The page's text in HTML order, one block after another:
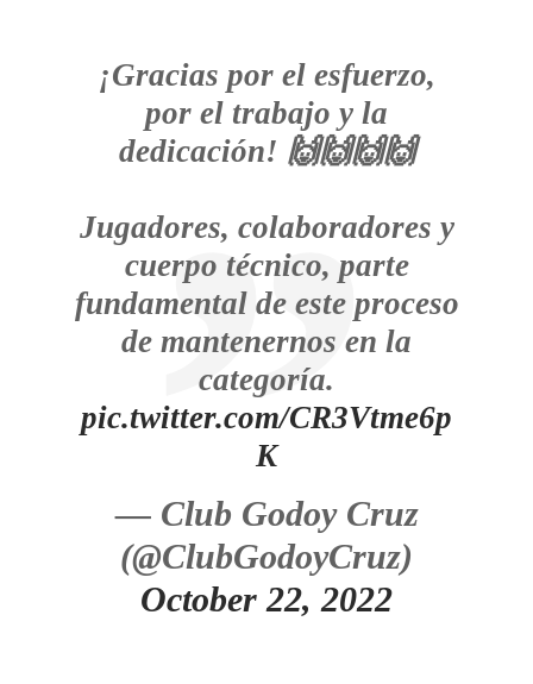
¡Gracias por el esfuerzo,
por el trabajo y la
dedicación! 🙌🙌🙌🙌
Jugadores, colaboradores y
cuerpo técnico, parte
fundamental de este proceso
de mantenernos en la
categoría.
pic.twitter.com/CR3Vtme6p
K
— Club Godoy Cruz
(@ClubGodoyCruz)
October 22, 2022